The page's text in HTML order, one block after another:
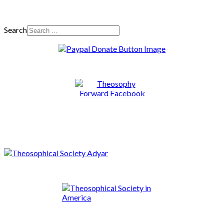
Search